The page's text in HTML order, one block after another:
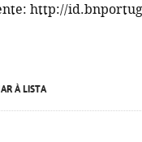
http://
À LISTA